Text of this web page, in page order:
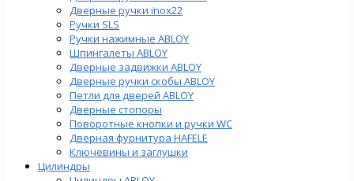
Дверные ручки inox22
Ручки SLS
Ручки нажимные ABLOY
Шпингалеты ABLOY
Дверные задвижки ABLOY
Дверные ручки скобы ABLOY
Петли для дверей ABLOY
Дверные стопоры
Поворотные кнопки и ручки WC
Дверная фурнитура HAFELE
Ключевины и заглушки
Цилиндры